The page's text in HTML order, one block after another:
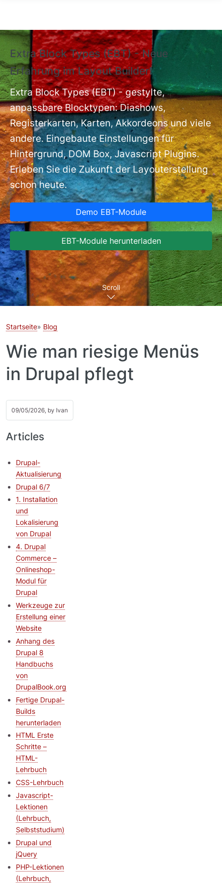
Extra Block Types (EBT) - Neue
Erfahrung im Layout Builder❗
Extra Block Types (EBT) - gestylte,
anpassbare Blocktypen: Diashows,
Registerkarten, Karten, Akkordeons und viele
andere. Eingebaute Einstellungen für
Hintergrund, DOM Box, Javascript Plugins.
Erleben Sie die Zukunft der Layouterstellung
schon heute.
Demo EBT-Module
EBT-Module herunterladen
Scroll
Startseite Blog
Wie man riesige Menüs
in Drupal pflegt
09/05/2026, by Ivan
Articles
Drupal-
Aktualisierung
Drupal 6/7
1. Installation
und
Lokalisierung
von Drupal
4. Drupal
Commerce –
Onlineshop-
Modul für
Drupal
Werkzeuge zur
Erstellung einer
Website
Anhang des
Drupal 8
Handbuchs
von
DrupalBook.org
Fertige Drupal-
Builds
herunterladen
HTML Erste
Schritte –
HTML-
Lehrbuch
CSS-Lehrbuch
Javascript-
Lektionen
(Lehrbuch,
Selbststudium)
Drupal und
jQuery
PHP-Lektionen
(Lehrbuch,